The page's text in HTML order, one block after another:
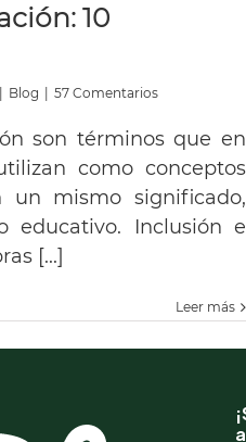
10
Blog 57 Comentarios
son términos que en
como conceptos
un mismo significado,
educativo. Inclusión e
[...]
Leer más
a